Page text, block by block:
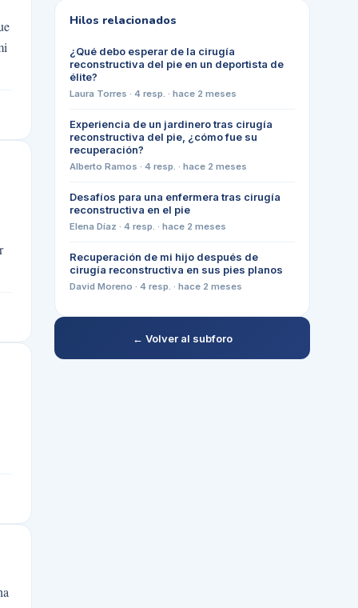
Hilos relacionados
¿Qué debo esperar de la cirugía
reconstructiva del pie en un deportista de
élite?
Laura Torres · 4 resp. · hace 2 meses
Experiencia de un jardinero tras cirugía
reconstructiva del pie, ¿cómo fue su
recuperación?
Alberto Ramos · 4 resp. · hace 2 meses
Desafíos para una enfermera tras cirugía
reconstructiva en el pie
Elena Díaz · 4 resp. · hace 2 meses
Recuperación de mi hijo después de
cirugía reconstructiva en sus pies planos
David Moreno · 4 resp. · hace 2 meses
← Volver al subforo